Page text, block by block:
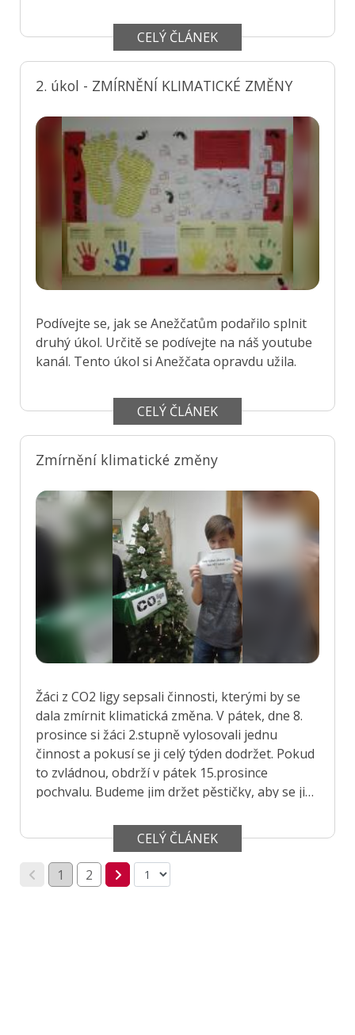
CELÝ ČLÁNEK
2. úkol - ZMÍRNĚNÍ KLIMATICKÉ ZMĚNY
Podívejte se, jak se Anežčatům podařilo splnit
druhý úkol. Určitě se podívejte na náš youtube
kanál. Tento úkol si Anežčata opravdu užila.
CELÝ ČLÁNEK
Zmírnění klimatické změny
Žáci z CO2 ligy sepsali činnosti, kterými by se
dala zmírnit klimatická změna. V pátek, dne 8.
prosince si žáci 2.stupně vylosovali jednu
činnost a pokusí se ji celý týden dodržet. Pokud
to zvládnou, obdrží v pátek 15.prosince
pochvalu. Budeme jim držet pěstičky, aby se jim
dodržovali už celý život.CELÝ ČLÁNEK
1 2